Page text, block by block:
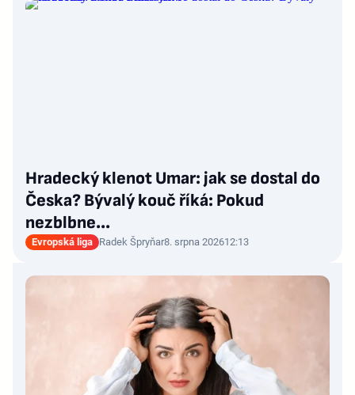
Hradecký klenot Umar: jak se dostal do
Česka? Bývalý kouč říká: Pokud
nezblbne...
Evropská liga Radek Špryňar8. srpna 202612:13